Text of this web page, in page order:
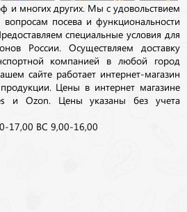
и многих других. Мы с удовольствием
вопросам посева и функциональности
специальные условия для
России. Осуществляем доставку
компанией в любой город
сайте работает интернет-магазин
Цены в интернет магазине
и Ozon. Цены указаны без учета
17,00 ВС 9,00-16,00